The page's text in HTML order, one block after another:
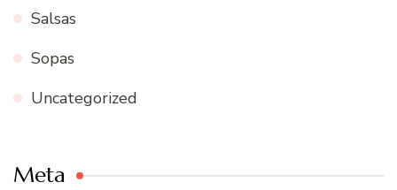
Salsas
Sopas
Uncategorized
Meta